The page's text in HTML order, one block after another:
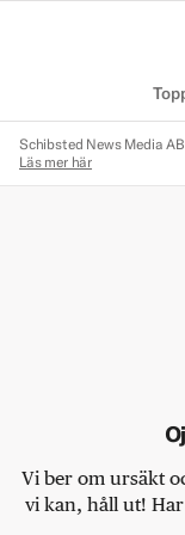
Schibsted News Media
Läs mer här
Vi ber om ursäkt
vi kan, håll ut!